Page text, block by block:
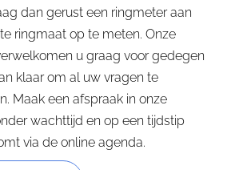
dan gerust een ringmeter aan
ringmaat op te meten. Onze
u graag voor gedegen
klaar om al uw vragen te
Maak een afspraak in onze
wachttijd en op een tijdstip
via de online agenda.